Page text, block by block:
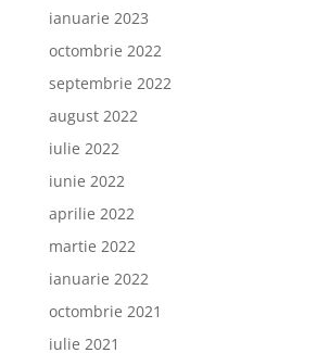
ianuarie 2023
octombrie 2022
septembrie 2022
august 2022
iulie 2022
iunie 2022
aprilie 2022
martie 2022
ianuarie 2022
octombrie 2021
iulie 2021